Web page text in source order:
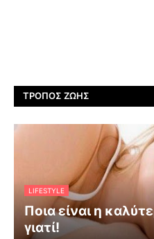
ΤΡΌΠΟΣ ΖΩΉΣ
LIFESTYLE
Ποια είναι η
γιατί!